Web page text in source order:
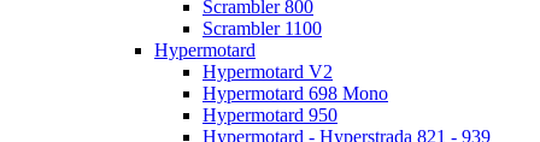
Scrambler 800
Scrambler 1100
Hypermotard
Hypermotard V2
Hypermotard 698 Mono
Hypermotard 950
Hypermotard - Hyperstrada 821 - 939